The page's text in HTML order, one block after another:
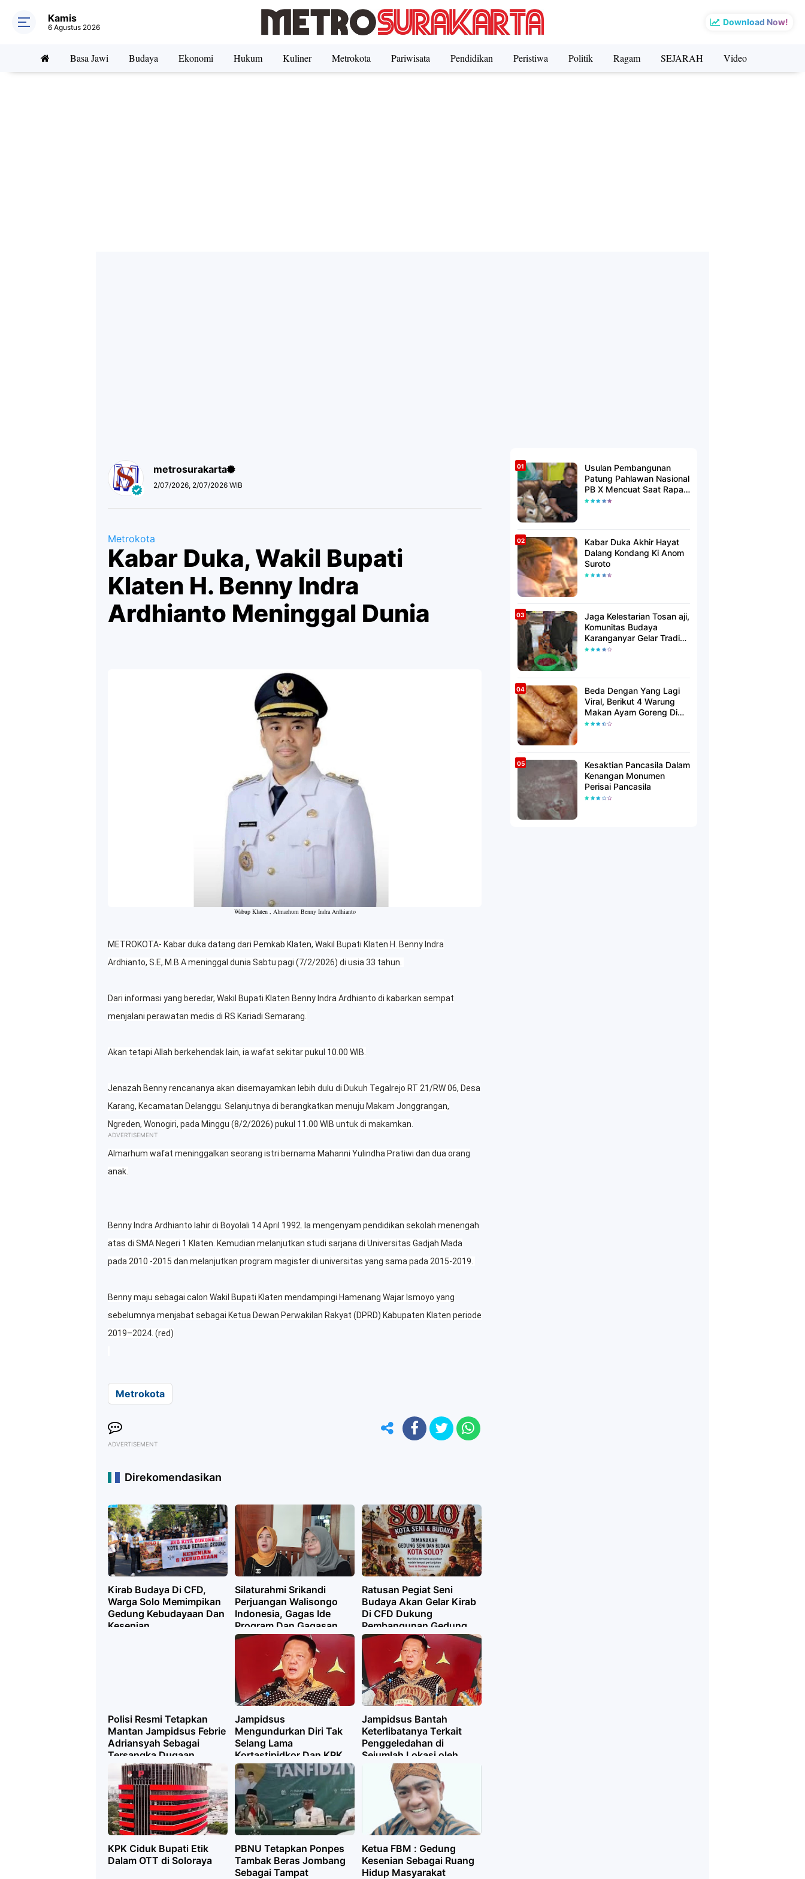
Download Now!
Kamis
6 Agustus 2026
Basa Jawi Budaya Ekonomi Hukum Kuliner Metrokota Pariwisata Pendidikan Peristiwa Politik Ragam SEJARAH Video
metrosurakarta
2/07/2026, 2/07/2026 WIB
Metrokota
Kabar Duka, Wakil Bupati
Klaten H. Benny Indra
Ardhianto Meninggal Dunia
Wabup Klaten , Almarhum Benny Indra Ardhianto
METROKOTA- Kabar duka datang dari Pemkab Klaten, Wakil Bupati Klaten H. Benny Indra
Ardhianto, S.E,.M.B.A meninggal dunia Sabtu pagi (7/2/2026) di usia 33 tahun.
Dari informasi yang beredar, Wakil Bupati Klaten Benny Indra Ardhianto di kabarkan sempat
menjalani perawatan medis di RS Kariadi Semarang.
Akan tetapi Allah berkehendak lain, ia wafat sekitar pukul 10.00 WIB.
Jenazah Benny rencananya akan disemayamkan lebih dulu di Dukuh Tegalrejo RT 21/RW 06, Desa
Karang, Kecamatan Delanggu. Selanjutnya di berangkatkan menuju Makam Jonggrangan,
Ngreden, Wonogiri, pada Minggu (8/2/2026) pukul 11.00 WIB untuk di makamkan.
ADVERTISEMENT
Almarhum wafat meninggalkan seorang istri bernama Mahanni Yulindha Pratiwi dan dua orang
anak.
Benny Indra Ardhianto lahir di Boyolali 14 April 1992. Ia mengenyam pendidikan sekolah menengah
atas di SMA Negeri 1 Klaten. Kemudian melanjutkan studi sarjana di Universitas Gadjah Mada
pada 2010 -2015 dan melanjutkan program magister di universitas yang sama pada 2015-2019.
Benny maju sebagai calon Wakil Bupati Klaten mendampingi Hamenang Wajar Ismoyo yang
sebelumnya menjabat sebagai Ketua Dewan Perwakilan Rakyat (DPRD) Kabupaten Klaten periode
2019–2024. (red)
Metrokota
ADVERTISEMENT
Direkomendasikan
Kirab Budaya Di CFD,
Warga Solo Memimpikan
Gedung Kebudayaan Dan
Kesenian
Silaturahmi Srikandi
Perjuangan Walisongo
Indonesia, Gagas Ide
Program Dan Gagasan
Ratusan Pegiat Seni
Budaya Akan Gelar Kirab
Di CFD Dukung
Pembangunan Gedung
Kesenian
Polisi Resmi Tetapkan
Mantan Jampidsus Febrie
Adriansyah Sebagai
Tersangka Dugaan
Korupsi TPPU
Jampidsus
Mengundurkan Diri Tak
Selang Lama
Kortastipidkor Dan KPK
Beberkan Barbuk
Jampidsus Bantah
Keterlibatanya Terkait
Penggeledahan di
Sejumlah Lokasi oleh
Polisi
KPK Ciduk Bupati Etik
Dalam OTT di Soloraya
PBNU Tetapkan Ponpes
Tambak Beras Jombang
Sebagai Tampat
Ketua FBM : Gedung
Kesenian Sebagai Ruang
Hidup Masyarakat
Usulan Pembangunan
Patung Pahlawan Nasional
PB X Mencuat Saat Rapat
Kerja Pengurus Harian
Kabar Duka Akhir Hayat
Dalang Kondang Ki Anom
Suroto
Jaga Kelestarian Tosan aji,
Komunitas Budaya
Karanganyar Gelar Tradisi
Jamasan Saat Wuku
Beda Dengan Yang Lagi
Viral, Berikut 4 Warung
Makan Ayam Goreng Di
Solo Yang Wajib Anda
Kesaktian Pancasila Dalam
Kenangan Monumen
Perisai Pancasila